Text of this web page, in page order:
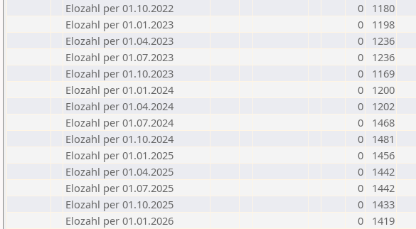
Elozahl per 01.10.2022
0
1180
Elozahl per 01.01.2023
0
1198
Elozahl per 01.04.2023
0
1236
Elozahl per 01.07.2023
0
1236
Elozahl per 01.10.2023
0
1169
Elozahl per 01.01.2024
0
1200
Elozahl per 01.04.2024
0
1202
Elozahl per 01.07.2024
0
1468
Elozahl per 01.10.2024
0
1481
Elozahl per 01.01.2025
0
1456
Elozahl per 01.04.2025
0
1442
Elozahl per 01.07.2025
0
1442
Elozahl per 01.10.2025
0
1433
Elozahl per 01.01.2026
0 1419